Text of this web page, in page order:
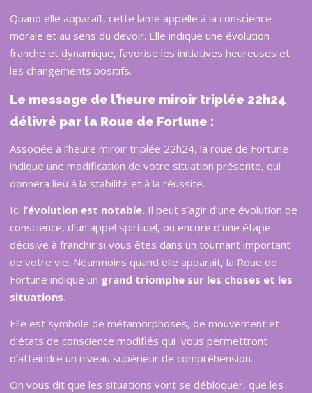
Quand elle apparaît, cette lame appelle à la conscience
morale et au sens du devoir. Elle indique une évolution
franche et dynamique, favorise les initiatives heureuses et
les changements positifs.
Le message de l’heure miroir triplée 22h24
délivré par la Roue de Fortune :
Associée à l’heure miroir triplée 22h24, la roue de Fortune
indique une modification de votre situation présente, qui
donnera lieu à la stabilité et à la réussite.
Ici l’évolution est notable. Il peut s’agir d’une évolution de
conscience, d’un appel spirituel, ou encore d’une étape
décisive à franchir si vous êtes dans un tournant important
de votre vie. Néanmoins quand elle apparait, la Roue de
Fortune indique un grand triomphe sur les choses et les
situations.
Elle est symbole de métamorphoses, de mouvement et
d’états de conscience modifiés qui vous permettront
d’atteindre un niveau supérieur de compréhension.
On vous dit que les situations vont se débloquer, que les